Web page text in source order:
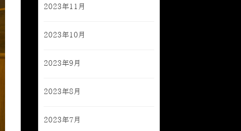
2023年11月
2023年10月
2023年9月
2023年8月
2023年7月